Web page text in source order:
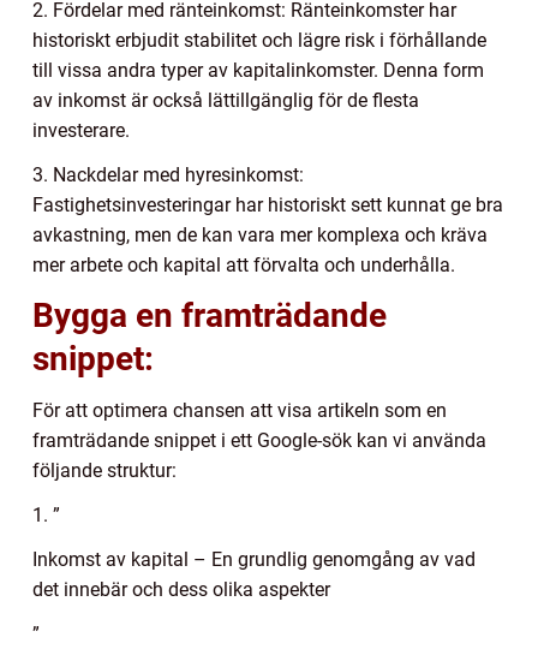
2. Fördelar med ränteinkomst: Ränteinkomster har
historiskt erbjudit stabilitet och lägre risk i förhållande
till vissa andra typer av kapitalinkomster. Denna form
av inkomst är också lättillgänglig för de flesta
investerare.
3. Nackdelar med hyresinkomst:
Fastighetsinvesteringar har historiskt sett kunnat ge bra
avkastning, men de kan vara mer komplexa och kräva
mer arbete och kapital att förvalta och underhålla.
Bygga en framträdande
snippet:
För att optimera chansen att visa artikeln som en
framträdande snippet i ett Google-sök kan vi använda
följande struktur:
1. ”
Inkomst av kapital – En grundlig genomgång av vad
det innebär och dess olika aspekter
”